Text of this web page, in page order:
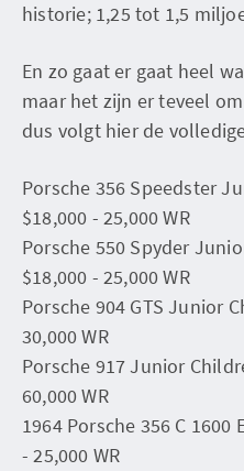
historie; 1,25 tot 1,5
En zo gaat er gaat heel
maar het zijn er teveel
dus volgt hier de
Porsche 356 Speedster
$18,000 - 25,000 WR
Porsche 550 Spyder
$18,000 - 25,000 WR
Porsche 904 GTS Junior
30,000 WR
Porsche 917 Junior
60,000 WR
1964 Porsche 356 C 1600
- 25,000 WR